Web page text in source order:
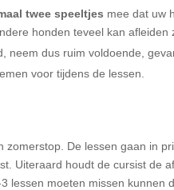
twee speeltjes mee dat uw
honden teveel kan afleiden
neem dus ruim voldoende,
voor tijdens de lessen.
De lessen gaan in
Uiteraard houdt de cursist de
lessen moeten missen kunnen